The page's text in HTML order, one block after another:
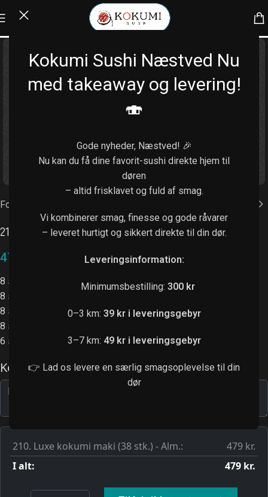
Kokumi Sushi Næstved Nu
med takeaway og levering!
🍣
Gode nyheder, Næstved! 🎉
Nu kan du få dine favorit-sushi direkte hjem til
døren
– altid frisklavet og fuld af smag.
Vi kombinerer smag, finesse og gode råvarer
– leveret hurtigt og sikkert direkte til din dør.
Leveringsinformation:
Minimumsbestilling: 300 kr
0–3 km: 39 kr i leveringsgebyr
3–7 km: 49 kr i leveringsgebyr
👉 Lad os levere en særlig smagsoplevelse til din
dør
Klik for at forstørre
Forside
210. Luxe kokumi maki (38 stk.)
479,00
8 stk. rainbow kaburimaki
8 stk. green ebi kaburimaki
8 stk. sparkling laks kaburimaki
8 stk. red dragon kaburimaki
6 stk. laks big futomaki